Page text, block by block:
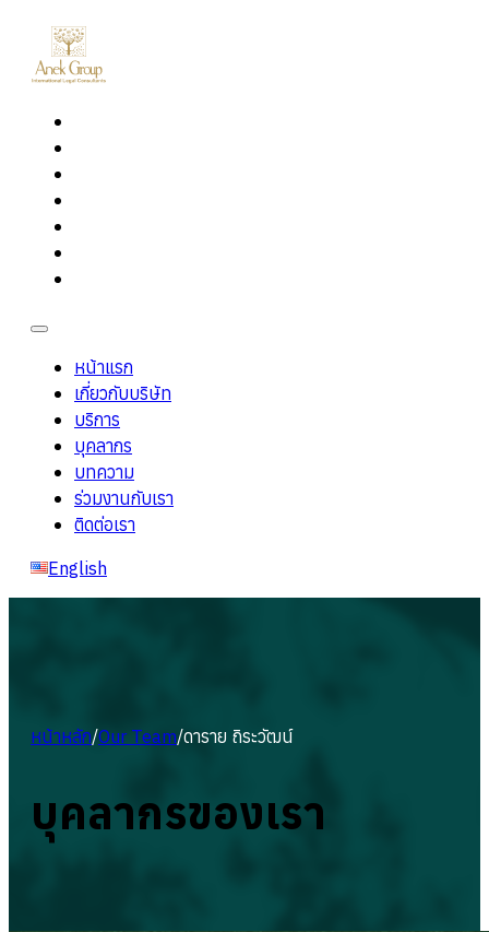
หน้าแรก
เกี่ยวกับบริษัท
บริการ
บุคลากร
บทความ
ร่วมงานกับเรา
ติดต่อเรา
English
หน้าหลัก/Our Team/ดาราย ถิระวัฒน์
บุคลากรของเรา